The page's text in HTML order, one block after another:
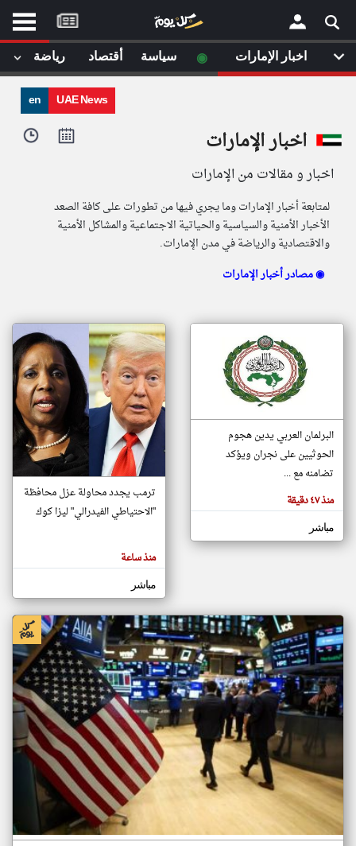
من نحن
إتصل بنا
أقترح اضافة مصدر
تغيير الدولة
مصادر الأخبار من الإمارات
اخبار الإمارات على مدار الساعة
أهم اخبار الإمارات العاجلة والمباشرة
×
المقالات
الموجوده
هنا عن
وجهة
en UAE News
اخبار الإمارات
اخبار و مقالات من الإمارات
لمتابعة أخبار الإمارات وما يجري فيها من تطورات على كافة الصعد
الأخبار الأمنية والسياسية والحياتية الاجتماعية والمشاكل الأمنية
والاقتصادية والرياضة في مدن الإمارات.
مصادر أخبار الإمارات ◉
البرلمان العربي يدين هجوم
الحوثيين على نجران ويؤكد
تضامنه مع ...
منذ ٤٧ دقيقة
مباشر
ترمب يجدد محاولة عزل محافظة
"الاحتياطي الفيدرالي" ليزا كوك
منذ ساعة
مباشر
اخبار الإمارات ◉ سياسة أقتصاد رياضة
موقع
كل
يوم
لم تقم بقراءة اي مقال مؤخرا
klyoum.com